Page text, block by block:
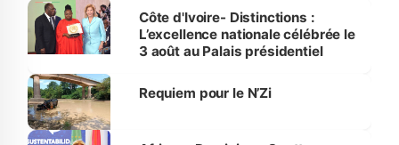
Bassam
Côte d'Ivoire- Distinctions :
L’excellence nationale célébrée le
3 août au Palais présidentiel
Requiem pour le N’Zi